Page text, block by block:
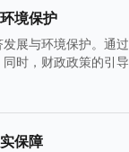
境保护
展与环境保护。通
时，财政政策的引
保障